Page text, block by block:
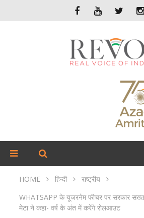
HOME हिन्दी
राष्ट्रीय
WHATSAPP के यूजरनेम फीचर पर सरकार सख्त
मेटा ने कहा- वर्ष के अंत में करेंगे रोलआउट